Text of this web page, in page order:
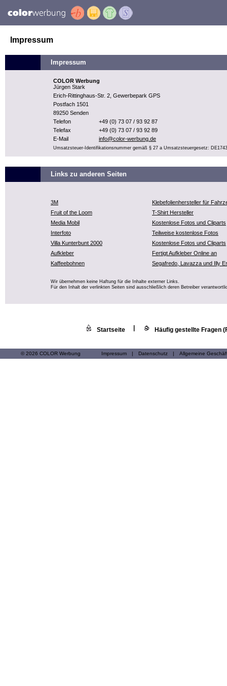
Impressum
Impressum
COLOR Werbung
Jürgen Stark
Erich-Rittinghaus-Str. 2, Gewerbepark GPS
Postfach 1501
89250 Senden
Telefon
+49 (0) 73 07 / 93 92 87
Telefax
+49 (0) 73 07 / 93 92 89
E-Mail
info@color-werbung.de
Umsatzsteuer-Identifikationsnummer gemäß § 27 a Umsatzsteuergesetz:
Links zu anderen Seiten
3M
Klebefolienhersteller für
Fruit of the Loom
T-Shirt Hersteller
Media Mobil
Kostenlose Fotos und Cliparts
Interfoto
Teilweise kostenlose Fotos
Villa Kunterbunt 2000
Kostenlose Fotos und Cliparts
Aufkleber
Fertigt Aufkleber Online an
Kaffeebohnen
Segafredo, Lavazza und Illy
Wir übernehmen keine Haftung für die Inhalte externer Links.
Für den Inhalt der verlinkten Seiten sind ausschließlich deren Betreiber
Startseite Häufig gestellte Fragen
© 2026 COLOR Werbung Impressum | Datenschutz | Allgemeine